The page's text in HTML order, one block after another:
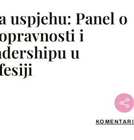
uspjehu: Panel o
i
u
KOMENTARI